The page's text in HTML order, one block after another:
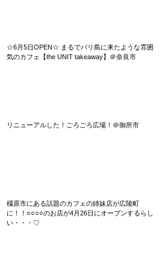
☆6月5日OPEN☆ まるでバリ島に来たような雰囲
気のカフェ【the UNIT takeaway】＠奈良市
リニューアルした！ごろごろ広場！＠御所市
橿原市にある話題のカフェの姉妹店が広陵町
に！！○○○○のお店が4月26日にオープンするらし
い・・・♡